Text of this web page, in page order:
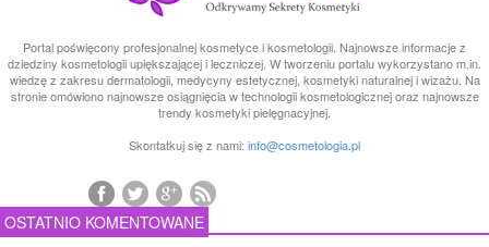
Portal poświęcony profesjonalnej kosmetyce i kosmetologii. Najnowsze informacje z
dziedziny kosmetologii upiększającej i leczniczej. W tworzeniu portalu wykorzystano m.in.
wiedzę z zakresu dermatologii, medycyny estetycznej, kosmetyki naturalnej i wizażu. Na
stronie omówiono najnowsze osiągnięcia w technologii kosmetologicznej oraz najnowsze
trendy kosmetyki pielęgnacyjnej.
Skontatkuj się z nami: info@cosmetologia.pl
OSTATNIO KOMENTOWANE